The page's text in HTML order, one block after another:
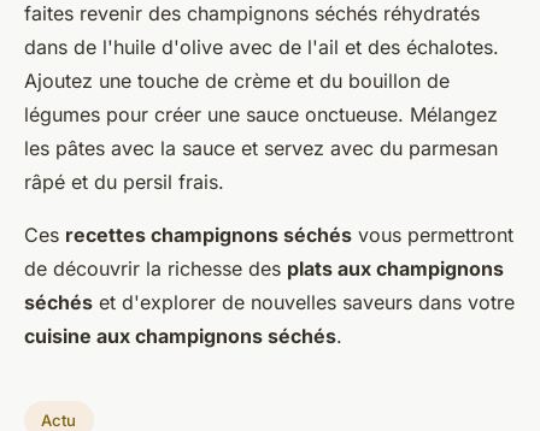
faites revenir des champignons séchés réhydratés
dans de l'huile d'olive avec de l'ail et des échalotes.
Ajoutez une touche de crème et du bouillon de
légumes pour créer une sauce onctueuse. Mélangez
les pâtes avec la sauce et servez avec du parmesan
râpé et du persil frais.
Ces recettes champignons séchés vous permettront
de découvrir la richesse des plats aux champignons
séchés et d'explorer de nouvelles saveurs dans votre
cuisine aux champignons séchés.
Actu